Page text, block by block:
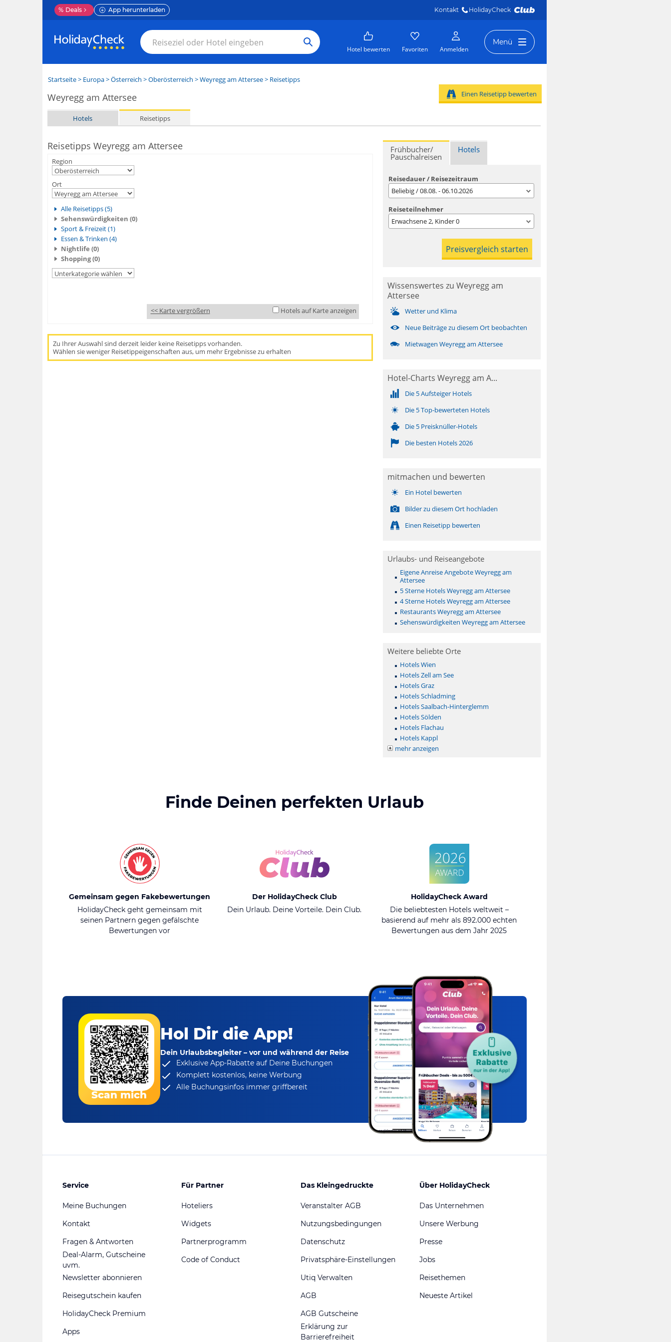
% Deals App herunterladen Kontakt HolidayCheck
Hotel bewerten Favoriten Anmelden
Menü
Startseite> Europa>Österreich >Oberösterreich >Weyregg am Attersee> Reisetipps
Weyregg am Attersee
Hotels Reisetipps
Einen Reisetipp bewerten
Reisetipps Weyregg am Attersee
Region
Ort
Alle Reisetipps (5)
Sehenswürdigkeiten (0)
Sport & Freizeit (1)
Essen & Trinken (4)
Nightlife (0)
Shopping (0)
<< Karte vergrößern Hotels auf Karte anzeigen
Zu Ihrer Auswahl sind derzeit leider keine Reisetipps vorhanden.
Wählen sie weniger Reisetippeigenschaften aus, um mehr Ergebnisse zu erhalten
Frühbucher/
Pauschalreisen
Hotels
Reisedauer / Reisezeitraum
Beliebig / 08.08. - 06.10.2026
Reiseteilnehmer
Erwachsene2, Kinder0
Wissenswertes zu Weyregg am
Attersee
Wetter und Klima
Neue Beiträge zu diesem Ort beobachten
Mietwagen Weyregg am Attersee
Hotel-Charts Weyregg am A...
Die 5 Aufsteiger Hotels
Die 5 Top-bewerteten Hotels
Die 5 Preisknüller-Hotels
Die besten Hotels 2026
mitmachen und bewerten
Ein Hotel bewerten
Bilder zu diesem Ort hochladen
Einen Reisetipp bewerten
Urlaubs- und Reiseangebote
Eigene Anreise Angebote Weyregg am
Attersee
5 Sterne Hotels Weyregg am Attersee
4 Sterne Hotels Weyregg am Attersee
Restaurants Weyregg am Attersee
Sehenswürdigkeiten Weyregg am Attersee
Weitere beliebte Orte
Hotels Wien
Hotels Zell am See
Hotels Graz
Hotels Schladming
Hotels Saalbach-Hinterglemm
Hotels Sölden
Hotels Flachau
Hotels Kappl
mehr anzeigen
Finde Deinen perfekten Urlaub
Gemeinsam gegen Fakebewertungen
HolidayCheck geht gemeinsam mit
seinen Partnern gegen gefälschte
Bewertungen vor
Der HolidayCheck Club
Dein Urlaub. Deine Vorteile. Dein Club.
HolidayCheck Award
Die beliebtesten Hotels weltweit –
basierend auf mehr als 892.000 echten
Bewertungen aus dem Jahr 2025
Scan mich
Hol Dir die App!
Dein Urlaubsbegleiter – vor und während der Reise
Exklusive App-Rabatteauf Deine Buchungen
Komplett kostenlos, keine Werbung
Alle Buchungsinfos immer griffbereit
Service
Meine Buchungen
Kontakt
Fragen & Antworten
Deal-Alarm, Gutscheine
uvm.
Newsletter abonnieren
Reisegutschein kaufen
HolidayCheck Premium
Apps
Für Partner
Hoteliers
Widgets
Partnerprogramm
Code of Conduct
Das Kleingedruckte
Veranstalter AGB
Nutzungsbedingungen
Datenschutz
Privatsphäre-Einstellungen
Utiq Verwalten
AGB
AGB Gutscheine
Erklärung zur
Barrierefreiheit
Über HolidayCheck
Das Unternehmen
Unsere Werbung
Presse
Jobs
Reisethemen
Neueste Artikel